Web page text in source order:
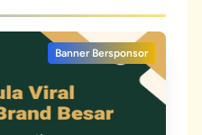
Banner Bersponsor